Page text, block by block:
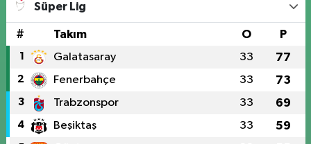
Süper Lig
# Takım O P
1 Galatasaray 33 77
2 Fenerbahçe 33 73
3 Trabzonspor 33 69
4 Beşiktaş 33 59